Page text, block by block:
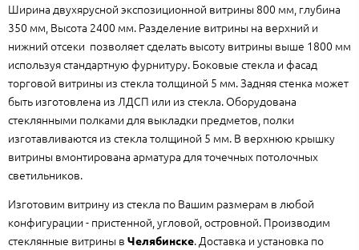
Ширина двухярусной экспозиционной витрины 800 мм, глубина
350 мм, Высота 2400 мм. Разделение витрины на верхний и
нижний отсеки позволяет сделать высоту витрины выше 1800 мм
используя стандартную фурнитуру. Боковые стекла и фасад
торговой витрины из стекла толщиной 5 мм. Задняя стенка может
быть изготовлена из ЛДСП или из стекла. Оборудована
стеклянными полками для выкладки предметов, полки
изготавливаются из стекла толщиной 5 мм. В верхнюю крышку
витрины вмонтирована арматура для точечных потолочных
светильников.
Изготовим витрину из стекла по Вашим размерам в любой
конфигурации - пристенной, угловой, островной. Производим
стеклянные витрины в Челябинске. Доставка и установка по